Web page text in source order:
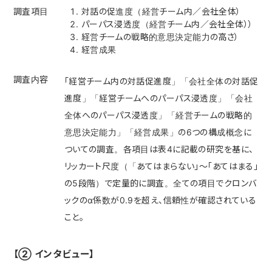
調査項目
対話の促進度（経営チーム内／会社全体）
パーパス浸透度（経営チーム内／会社全体））
経営チームの戦略的意思決定能力の高さ）
経営成果
調査内容
「経営チーム内の対話促進度」「会社全体の対話促
進度」「経営チームへのパーパス浸透度」「会社
全体へのパーパス浸透度」「経営チームの戦略的
意思決定能力」「経営成果」の6つの構成概念に
ついての調査。各項目は表4に記載の研究を基に、
リッカート尺度（「あてはまらない」～「あてはまる」
の5段階）で定量的に調査。全ての項目でクロンバ
ックのα係数が0.9を超え、信頼性が確認されている
こと。
【② インタビュー】